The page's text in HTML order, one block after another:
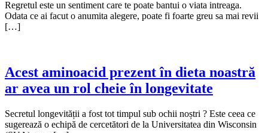
Regretul este un sentiment care te poate bantui o viata intreaga.
Odata ce ai facut o anumita alegere, poate fi foarte greu sa mai revii
[…]
Acest aminoacid prezent în dieta noastră
ar avea un rol cheie în longevitate
Secretul longevității a fost tot timpul sub ochii noștri ? Este ceea ce
sugerează o echipă de cercetători de la Universitatea din Wisconsin